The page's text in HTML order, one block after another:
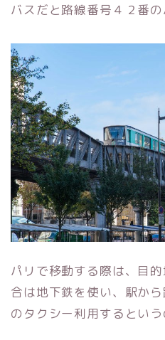
バスだと路線番号４２番の
パリで移動する際は、目
合は地下鉄を使い、駅か
のタクシー利用するという